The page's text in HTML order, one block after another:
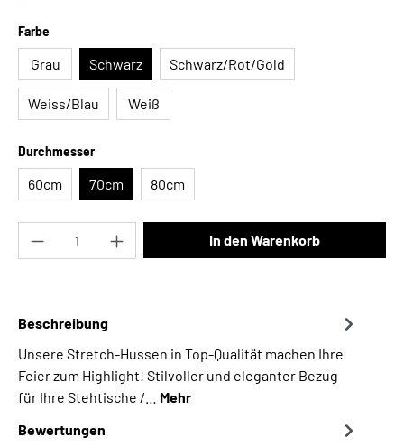
Farbeauswählen
Grau Schwarz Schwarz/Rot/Gold
Weiss/Blau Weiß
Durchmesserauswählen
60cm 70cm 80cm
Produkt Anzahl: Gib den gewünschten
In den Warenkorb
Beschreibung
Unsere Stretch-Hussen in Top-Qualität machen Ihre
Feier zum Highlight! Stilvoller und eleganter Bezug
für Ihre Stehtische /… Mehr
Bewertungen